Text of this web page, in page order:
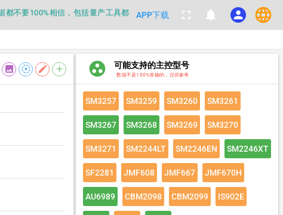
都不要100%相信，包括量产工具都
数据
都不要100%相信，包括量产工具都
数据
APP下载 fullscreen notifications person language
image filter_tilt_shift edit add group_work 可能支持的主控型号
数据不是100%准确的，仅供参考
SM3257 SM3259 SM3260 SM3261
SM3267 SM3268 SM3269 SM3270
SM3271 SM2244LT SM2246EN SM2246XT
SF2281 JMF608 JMF667 JMF670H
AU6989 CBM2098 CBM2099 IS902E